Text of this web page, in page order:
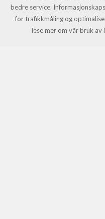
© Leki |
bedre service.
for trafikkmåling og
lese mer om vår bruk av